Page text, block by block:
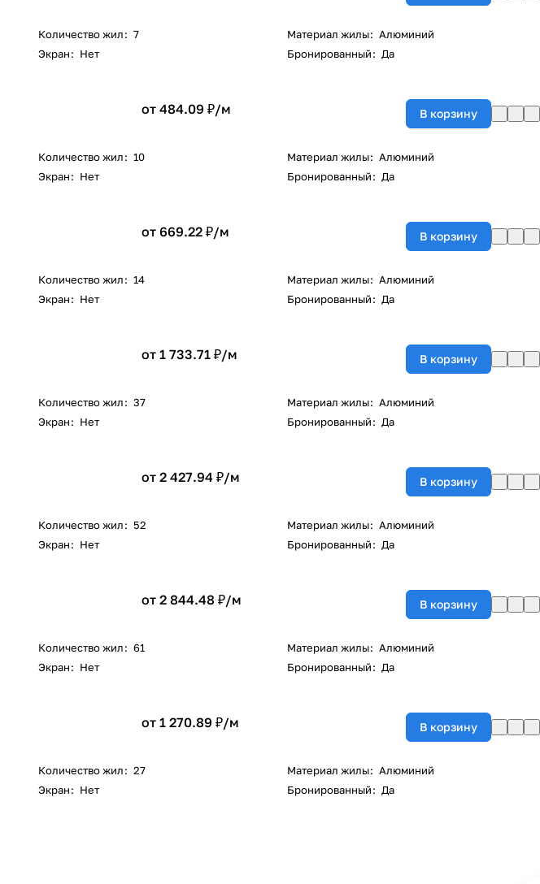
Количество жил: 7 Материал жилы: Алюминий
Экран: Нет Бронированный: Да
от 484.09 ₽/м В корзину
Количество жил: 10 Материал жилы: Алюминий
Экран: Нет Бронированный: Да
от 669.22 ₽/м В корзину
Количество жил: 14 Материал жилы: Алюминий
Экран: Нет Бронированный: Да
от 1 733.71 ₽/м В корзину
Количество жил: 37 Материал жилы: Алюминий
Экран: Нет Бронированный: Да
от 2 427.94 ₽/м В корзину
Количество жил: 52 Материал жилы: Алюминий
Экран: Нет Бронированный: Да
от 2 844.48 ₽/м В корзину
Количество жил: 61 Материал жилы: Алюминий
Экран: Нет Бронированный: Да
от 1 270.89 ₽/м В корзину
Количество жил: 27 Материал жилы: Алюминий
Экран: Нет Бронированный: Да